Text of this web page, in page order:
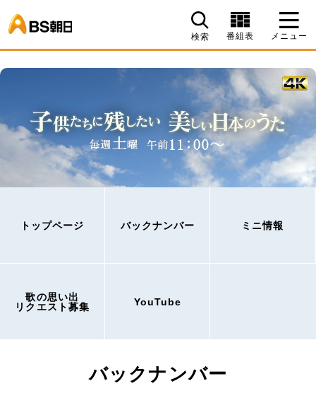
検索 番組表 メニュー
トップページ バックナンバー ミニ情報
歌の思い出
リクエスト募集
YouTube
バックナンバー